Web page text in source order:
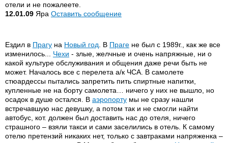
отели и не пожалеете.
12.01.09 Яра Оставить сообщение
Ездил в Прагу на Новый год . В Праге не был с 1989г., как же все
изменилось... Чехи - злые, желчные и очень напряжные, ни о
какой культуре обслуживания и общения даже речи быть не
может. Началось все с перелета а/к ЧСА. В самолете
стюардессы пытались запретить пить спиртные напитки,
купленные не на борту самолета… ничего у них не вышло, но
осадок в душе остался. В аэропорту мы не сразу нашли
встречавшую нас девушку, а потом так и не смогли найти
автобус, кот. должен был доставить нас до отеля, ничего
страшного – взяли такси и сами заселились в отель. К самому
отелю претензий никаких нет, только с завтраками напряженка –